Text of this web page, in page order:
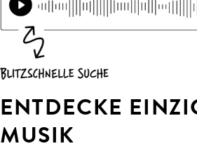
ENTDECKE
MUSIK